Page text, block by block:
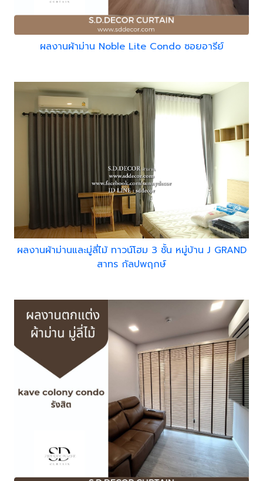
ผลงานผ้าม่าน Noble Lite Condo ซอยอารีย์
ผลงานผ้าม่านและมู่ลี่ไม้ ทาวน์โฮม 3 ชั้น หมู่บ้าน J GRAND
สาทร กัลปพฤกษ์